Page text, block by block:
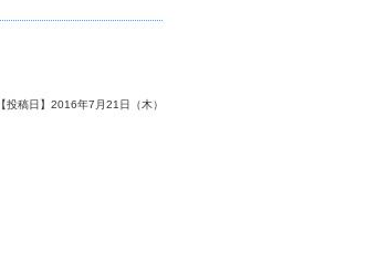
【投稿日】2016年7月21日（木）